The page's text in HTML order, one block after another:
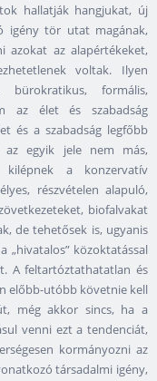
hallatják hangjukat, új
igény tör utat magának,
azokat az alapértékeket,
voltak. Ilyen
bürokratikus, formális,
az élet és szabadság
és a szabadság legfőbb
az egyik jele nem más,
kilépnek a konzervatív
részvételen alapuló,
biofalvakat
de tehetősek is, ugyanis
„hivatalos” közoktatással
A feltartóztathatatlan és
előbb-utóbb követnie kell
még akkor sincs, ha a
venni ezt a tendenciát,
kormányozni az
társadalmi igény,